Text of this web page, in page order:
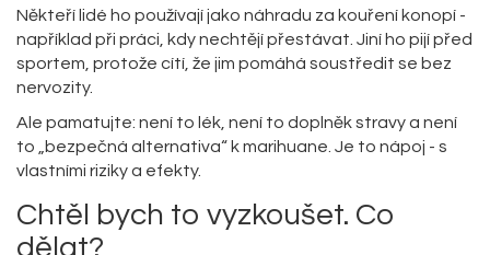
Někteří lidé ho používají jako náhradu za kouření konopí -
například při práci, kdy nechtějí přestávat. Jiní ho pijí před
sportem, protože cítí, že jim pomáhá soustředit se bez
nervozity.
Ale pamatujte: není to lék, není to doplněk stravy a není
to „bezpečná alternativa“ k marihuane. Je to nápoj - s
vlastními riziky a efekty.
Chtěl bych to vyzkoušet. Co
dělat?